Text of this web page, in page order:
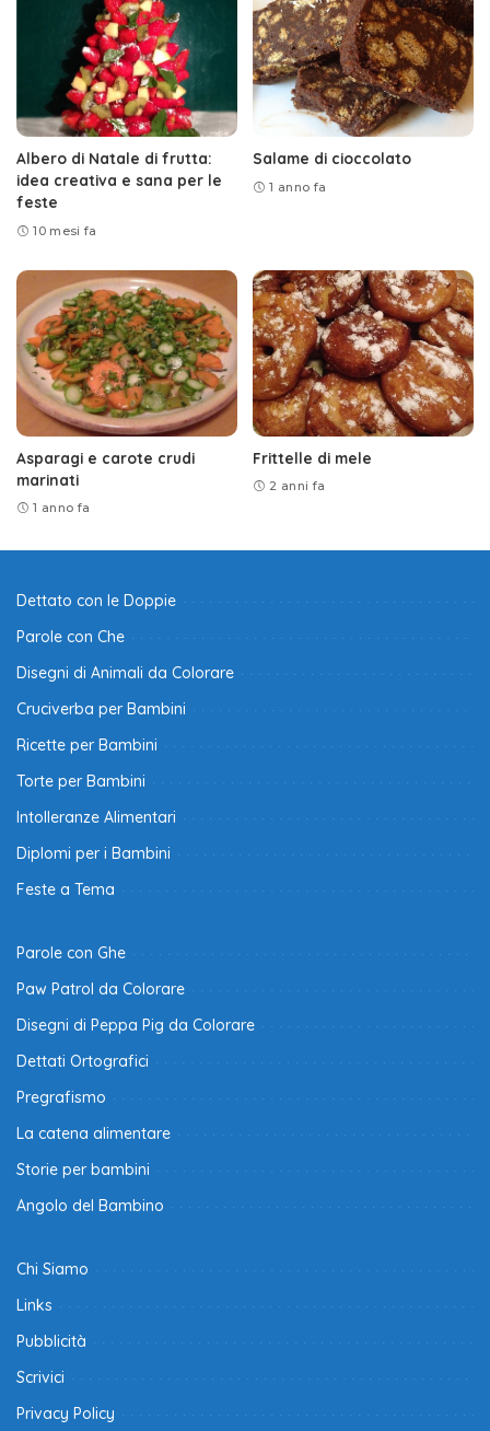
Albero di Natale di frutta:
idea creativa e sana per le
feste
10 mesi fa
Salame di cioccolato
1 anno fa
Asparagi e carote crudi
marinati
1 anno fa
Frittelle di mele
2 anni fa
Dettato con le Doppie
Parole con Che
Disegni di Animali da Colorare
Cruciverba per Bambini
Ricette per Bambini
Torte per Bambini
Intolleranze Alimentari
Diplomi per i Bambini
Feste a Tema
Parole con Ghe
Paw Patrol da Colorare
Disegni di Peppa Pig da Colorare
Dettati Ortografici
Pregrafismo
La catena alimentare
Storie per bambini
Angolo del Bambino
Chi Siamo
Links
Pubblicità
Scrivici
Privacy Policy